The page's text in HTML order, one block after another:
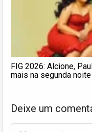
FIG 2026: Alcione,
mais na segunda
Deixe um